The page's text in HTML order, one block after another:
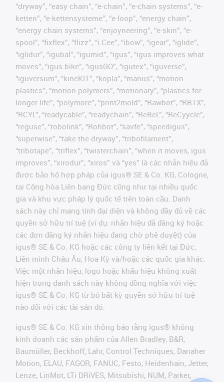
“dryway”, “easy chain”, “e-chain”, “e-chain systems”, “e-
ketten”, “e-kettensysteme”, “e-loop”, “energy chain”,
“energy chain systems”, “enjoyneering”, “e-skin”, “e-
spool”, “fixflex”, “flizz”, “i.Cee”, “ibow”, “igear”, “iglide”,
“iglidur”, “igubal”, “igumid”, “igus”, “igus improves what
moves”, “igus:bike”, “igusGO”, “igutex”, “iguverse”,
“iguversum”, “kineKIT”, “kopla”, “manus”, “motion
plastics”, “motion polymers”, “motionary”, “plastics for
longer life”, “polymore”, “print2mold”, “Rawbot”, “RBTX”,
“RCYL”, “readycable”, “readychain”, “ReBeL”, “ReCyycle”,
“reguse”, “robolink”, “Rohbot”, “savfe”, “speedigus”,
“superwise”, “take the dryway”, “tribofilament”,
“tribotape”, “triflex”, “twisterchain”, “when it moves, igus
improves”, “xirodur”, “xiros” và “yes” là các nhãn hiệu đã
được bảo hộ hợp pháp của igus® SE & Co. KG, Cologne,
tại Cộng hòa Liên bang Đức cũng như tại nhiều quốc
gia và khu vực pháp lý quốc tế trên toàn cầu. Danh
sách này chỉ mang tính đại diện và không đầy đủ về các
quyền sở hữu trí tuệ (ví dụ: nhãn hiệu đã đăng ký hoặc
các đơn đăng ký nhãn hiệu đang chờ phê duyệt) của
igus® SE & Co. KG hoặc các công ty liên kết tại Đức,
Liên minh Châu Âu, Hoa Kỳ và/hoặc các quốc gia khác.
Việc một nhãn hiệu, logo hoặc khẩu hiệu không xuất
hiện trong danh sách này không đồng nghĩa với việc
igus® SE & Co. KG từ bỏ bất kỳ quyền sở hữu trí tuệ
nào đối với các tài sản đó.
igus® SE & Co. KG xin thông báo rằng igus® không
kinh doanh các sản phẩm của Allen Bradley, B&R,
Baumüller, Beckhoff, Lahr, Control Techniques, Danaher
Motion, ELAU, FAGOR, FANUC, Festo, Heidenhain, Jetter,
Lenze, LinMot, LTi DRiVES, Mitsubishi, NUM, Parker,